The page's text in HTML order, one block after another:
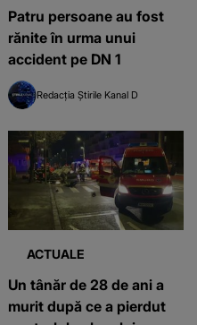
Patru persoane au fost
rănite în urma unui
accident pe DN 1
Redacția Știrile Kanal D
ACTUALE
Un tânăr de 28 de ani a
murit după ce a pierdut